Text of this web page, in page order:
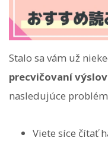
Stalo sa vám už
precvičovaní
nasledujúce
Viete síce čítať